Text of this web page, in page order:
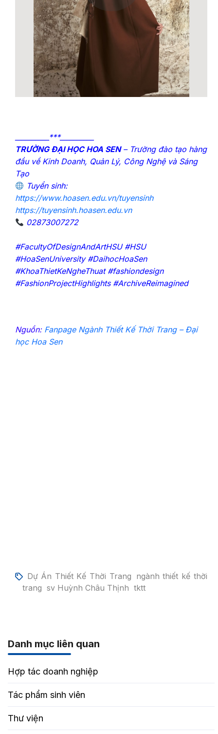
__________***__________
TRƯỜNG ĐẠI HỌC HOA SEN– Trường đào tạo hàng
đầu về Kinh Doanh, Quản Lý, Công Nghệ và Sáng
Tạo
Tuyển sinh:
https://www.hoasen.edu.vn/tuyensinh
https://tuyensinh.hoasen.edu.vn
02873007272
#FacultyOfDesignAndArtHSU #HSU
#HoaSenUniversity #DaihocHoaSen
#KhoaThietKeNgheThuat #fashiondesign
#FashionProjectHighlights #ArchiveReimagined
Nguồn: Fanpage Ngành Thiết Kế Thời Trang – Đại
học Hoa Sen
Dự Án Thiết Kế Thời Trang ngành thiết kế thời
trang sv Huỳnh Châu Thịnh tktt
Danh mục liên quan
Hợp tác doanh nghiệp
Tác phẩm sinh viên
Thư viện